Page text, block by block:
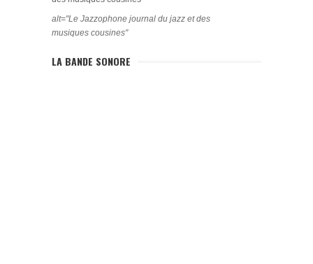
alt="Le Jazzophone journal du jazz et des
musiques cousines"
LA BANDE SONORE